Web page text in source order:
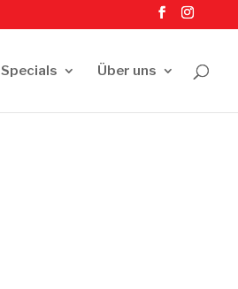
Specials Über uns